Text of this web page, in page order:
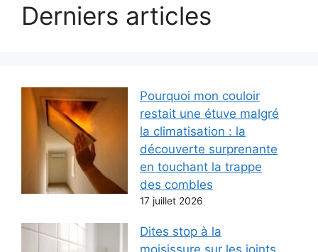
Derniers articles
Pourquoi mon couloir
restait une étuve malgré
la climatisation : la
découverte surprenante
en touchant la trappe
des combles
17 juillet 2026
Dites stop à la